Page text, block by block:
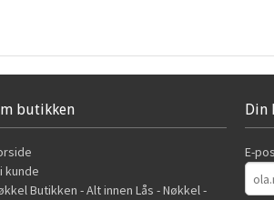
butikken
kunde
Butikken - Alt innen Lås - Nøkkel -
Din
E-